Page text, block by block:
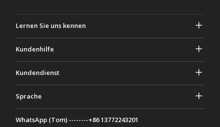
Lernen Sie uns kennen
Geschäftsbedingungen
Kundenhilfe
Kontaktiere uns
Kundendienst
Zahlungsmethoden
Sprache
WhatsApp (Tom) --------+86 13772243201